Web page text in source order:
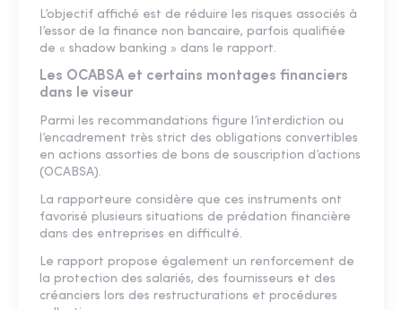
L’objectif affiché est de réduire les risques associés à
l’essor de la finance non bancaire, parfois qualifiée
de « shadow banking » dans le rapport.
Les OCABSA et certains montages financiers
dans le viseur
Parmi les recommandations figure l’interdiction ou
l’encadrement très strict des obligations convertibles
en actions assorties de bons de souscription d’actions
(OCABSA).
La rapporteure considère que ces instruments ont
favorisé plusieurs situations de prédation financière
dans des entreprises en difficulté.
Le rapport propose également un renforcement de
la protection des salariés, des fournisseurs et des
créanciers lors des restructurations et procédures